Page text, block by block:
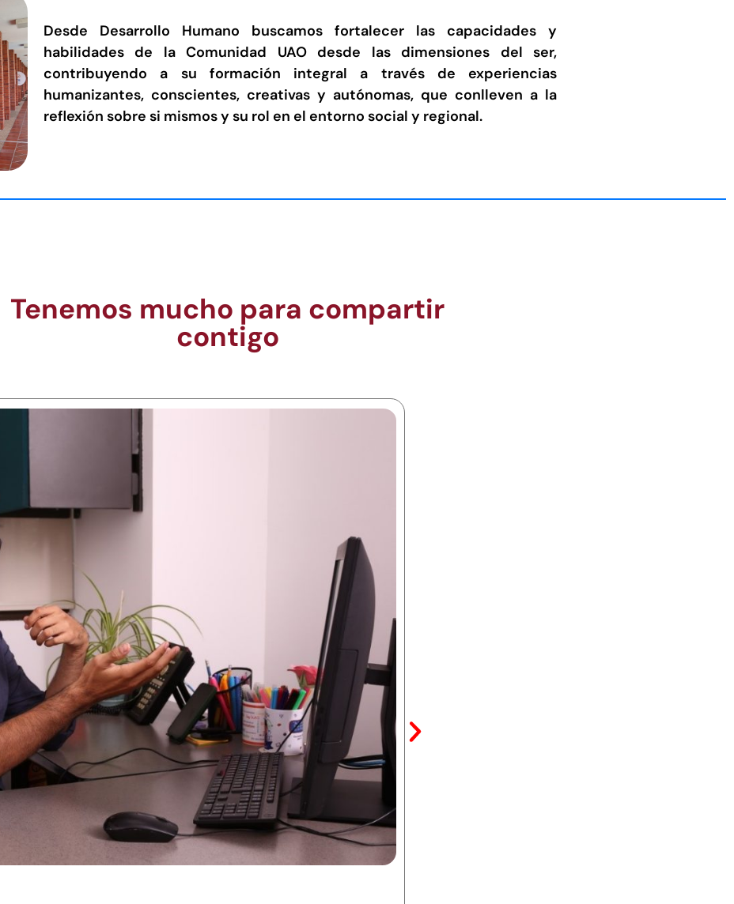
Desde Desarrollo Humano buscamos fortalecer las capacidades y
habilidades de la Comunidad UAO desde las dimensiones del ser,
contribuyendo a su formación integral a través de experiencias
humanizantes, conscientes, creativas y autónomas, que conlleven a la
reflexión sobre si mismos y su rol en el entorno social y regional.
Tenemos mucho para compartir
contigo